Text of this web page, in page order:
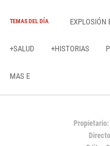
TEMAS DEL DÍA EXPLOSIÓN
+SALUD +HISTORIAS
MAS E
Propietario: